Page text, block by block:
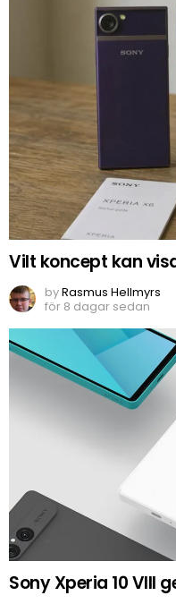
Vilt koncept kan
byRasmus Hellmyrs
för 8 dagar sedan
Sony Xperia 10 VIII